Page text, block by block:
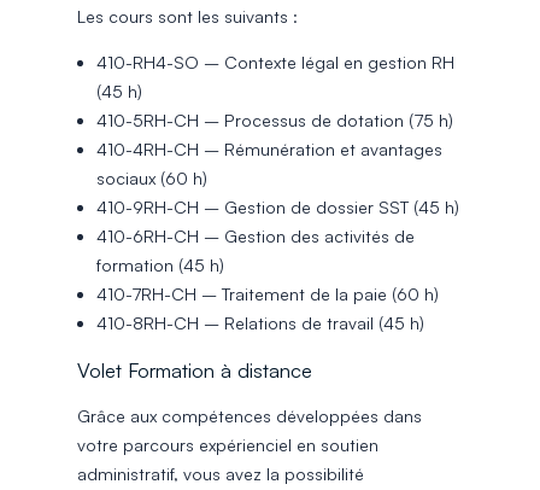
Les cours sont les suivants :
410-RH4-SO – Contexte légal en gestion RH
(45 h)
410-5RH-CH – Processus de dotation (75 h)
410-4RH-CH – Rémunération et avantages
sociaux (60 h)
410-9RH-CH – Gestion de dossier SST (45 h)
410-6RH-CH – Gestion des activités de
formation (45 h)
410-7RH-CH – Traitement de la paie (60 h)
410-8RH-CH – Relations de travail (45 h)
Volet Formation à distance
Grâce aux compétences développées dans
votre parcours expérienciel en soutien
administratif, vous avez la possibilité